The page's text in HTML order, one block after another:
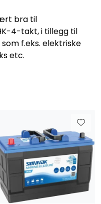
bra til
4-takt, i tillegg til
f.eks. elektriske
etc.